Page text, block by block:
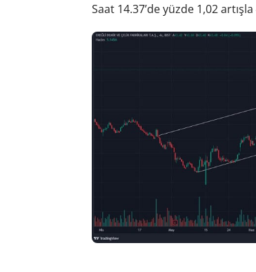
Saat 14.37’de yüzde 1,02